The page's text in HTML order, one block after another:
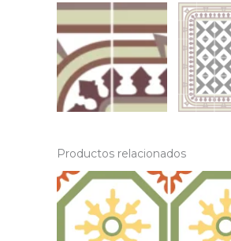
Productos relacionados